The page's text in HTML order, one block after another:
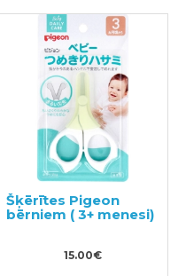
Šķērītes Pigeon
bērniem ( 3+ menesi)
15.00€